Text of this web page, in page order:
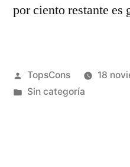
por ciento restante es
TopsCons
18
Sin categoría